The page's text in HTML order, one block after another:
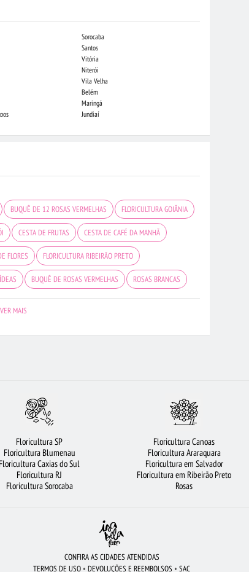
Sorocaba
Santos
Vitória
Niterói
Vila Velha
Belém
Maringá
Jundiaí
BUQUÊ DE 12 ROSAS VERMELHAS FLORICULTURA GOIÂNIA
CESTA DE FRUTAS CESTA DE CAFÉ DA MANHÃ
FLORES FLORICULTURA RIBEIRÃO PRETO
BUQUÊ DE ROSAS VERMELHAS ROSAS BRANCAS
UBERLÂNDIA
MAIS BUSCADOS FLORICULTURA RECIFE
FLORES COLORIDAS FLORICULTURA BRASÍLIA
VER MAIS
Floricultura SP
Floricultura Blumenau
Floricultura Caxias do Sul
Floricultura RJ
Floricultura Sorocaba
Floricultura Canoas
Floricultura Araraquara
Floricultura em Salvador
Floricultura em Ribeirão Preto
Rosas
CONFIRA AS CIDADES ATENDIDAS
TERMOS DE USO • DEVOLUÇÕES E REEMBOLSOS • SAC